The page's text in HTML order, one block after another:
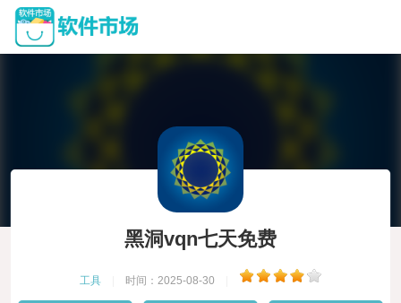
黑洞vqn七天免费
工具 时间：2025-08-30